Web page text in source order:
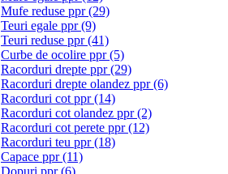
Mufe reduse ppr(29)
Teuri egale ppr(9)
Teuri reduse ppr(41)
Curbe de ocolire ppr(5)
Racorduri drepte ppr(29)
Racorduri drepte olandez ppr(6)
Racorduri cot ppr(14)
Racorduri cot olandez ppr(2)
Racorduri cot perete ppr(12)
Racorduri teu ppr(18)
Capace ppr(11)
Dopuri ppr(6)